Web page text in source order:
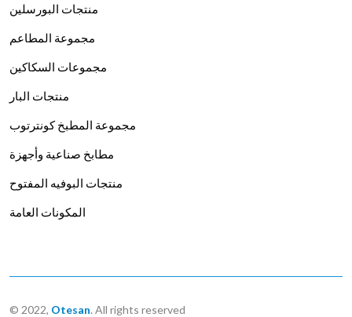
منتجات البورسلين
مجموعة المطاعم
مجموعات السكاكين
منتجات البار
مجموعة المطبخ كونترتوب
مطابخ صناعية وأجهزة
منتجات البوفيه المفتوح
المكونات العامة
© 2022, Otesan. All rights reserved